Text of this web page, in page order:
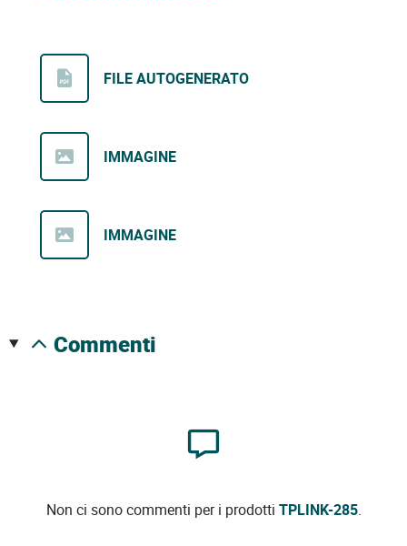
FILE AUTOGENERATO
IMMAGINE
IMMAGINE
commenti
Non ci sono commenti per i prodotti TPLINK-285.